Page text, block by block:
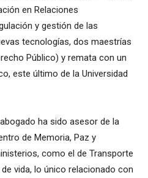
en Relaciones
y gestión de las
tecnologías, dos maestrías
Público) y remata con un
este último de la Universidad
ha sido asesor de la
de Memoria, Paz y
como el de Transporte
vida, lo único relacionado con